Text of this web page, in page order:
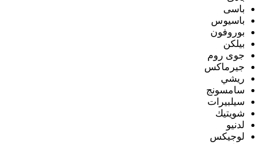
باسى
باسيوس
بوروفون
بيلكن
جوى روم
جيرماكس
ريشي
سامسونج
سيلبيرات
شويتيك
لدنيو
لوجيكس